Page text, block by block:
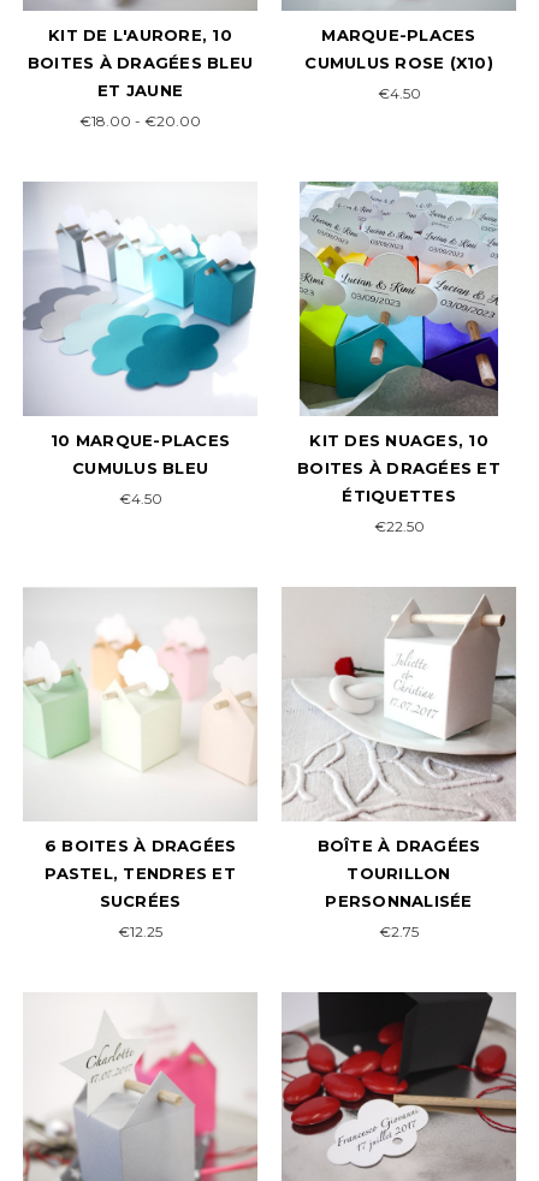
KIT DE L'AURORE, 10
BOITES À DRAGÉES BLEU
ET JAUNE
€18.00 - €20.00
MARQUE-PLACES
CUMULUS ROSE (X10)
€4.50
10 MARQUE-PLACES
CUMULUS BLEU
€4.50
KIT DES NUAGES, 10
BOITES À DRAGÉES ET
ÉTIQUETTES
€22.50
6 BOITES À DRAGÉES
PASTEL, TENDRES ET
SUCRÉES
€12.25
BOÎTE À DRAGÉES
TOURILLON
PERSONNALISÉE
€2.75